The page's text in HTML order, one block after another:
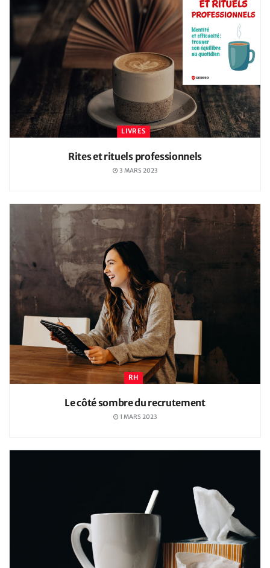
LIVRES
Rites et rituels professionnels
3 MARS 2023
RH
Le côté sombre du recrutement
1 MARS 2023